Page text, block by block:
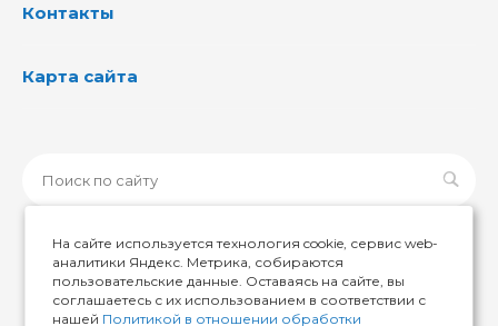
Контакты
Карта сайта
© 2026 ИМИР174, Все права защищены
На сайте используется технология cookie, сервис web-
аналитики Яндекс. Метрика, собираются
пользовательские данные. Оставаясь на сайте, вы
соглашаетесь с их использованием в соответствии с
нашей Политикой в отношении обработки